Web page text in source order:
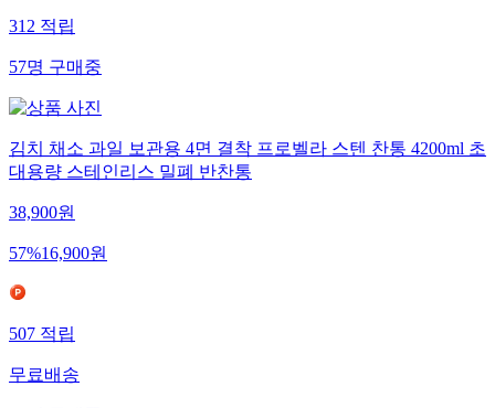
312적립
57명구매중
김치 채소 과일 보관용 4면 결착 프로벨라 스텐 찬통 4200ml 초
대용량 스테인리스 밀폐 반찬통
38,900원
57%16,900원
507적립
무료배송